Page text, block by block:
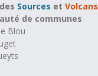
des Sources etVolcans
de communes
Blou